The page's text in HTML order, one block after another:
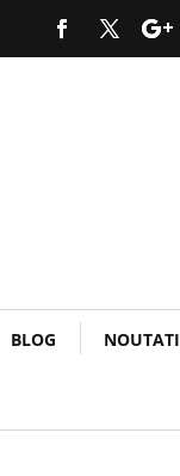
BLOG NOUTATI